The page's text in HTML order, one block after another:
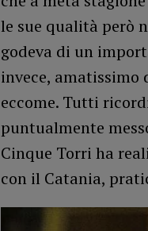
le sue qualità però
godeva di un
invece, amatissimo
eccome. Tutti
puntualmente
Cinque Torri ha
con il Catania,